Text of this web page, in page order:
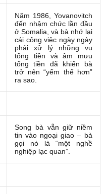
Năm 1986, Yovanovitch
đến nhậm chức lần đầu
ở Somalia, và bà nhớ lại
cái công việc ngày ngày
phải xử lý những vụ
tống tiền và âm mưu
tống tiền đã khiến bà
trở nên “yếm thế hơn”
ra sao.
Song bà vẫn giữ niềm
tin vào ngoại giao – bà
gọi nó là “một nghề
nghiệp lạc quan”.